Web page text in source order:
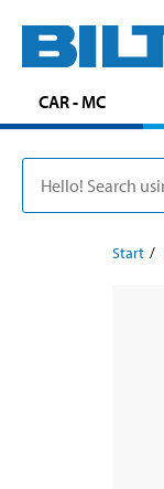
CAR - MC
Start